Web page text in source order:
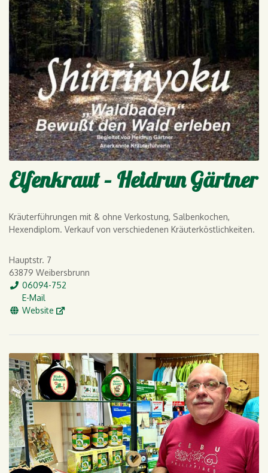
Elfenkraut – Heidrun Gärtner
Kräuterführungen mit & ohne Verkostung, Salbenkochen,
Hexendiplom. Verkauf von verschiedenen Kräuterköstlichkeiten.
Hauptstr. 7
63879 Weibersbrunn
Tel.
06094-752
E-Mail
E-Mail
WWW
Website